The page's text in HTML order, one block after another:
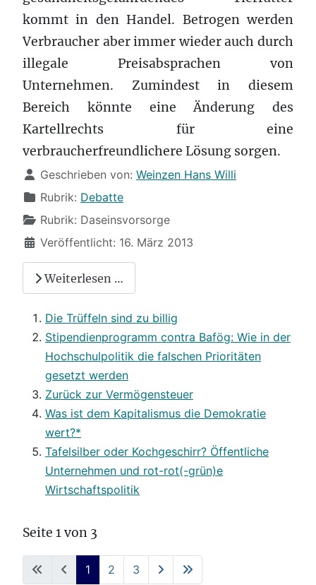
kommt in den Handel. Betrogen werden
Verbraucher aber immer wieder auch durch
illegale Preisabsprachen von
Unternehmen. Zumindest in diesem
Bereich könnte eine Änderung des
Kartellrechts für eine
verbraucherfreundlichere Lösung sorgen.
DetailsGeschrieben von: Weinzen Hans Willi
Rubrik: Debatte
Rubrik: Daseinsvorsorge
Veröffentlicht: 16. März 2013
Weiterlesen …
Die Trüffeln sind zu billig
Stipendienprogramm contra Bafög: Wie in der
Hochschulpolitik die falschen Prioritäten
gesetzt werden
Zurück zur Vermögensteuer
Was ist dem Kapitalismus die Demokratie
wert?*
Tafelsilber oder Kochgeschirr? Öffentliche
Unternehmen und rot-rot(-grün)e
Wirtschaftspolitik
Seite 1 von 3
1 2 3